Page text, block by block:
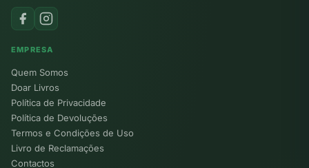
EMPRESA
Quem Somos
Doar Livros
Política de Privacidade
Política de Devoluções
Termos e Condições de Uso
Livro de Reclamações
Contactos